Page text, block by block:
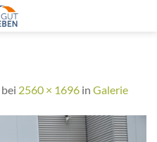
bei 2560 × 1696 in Galerie